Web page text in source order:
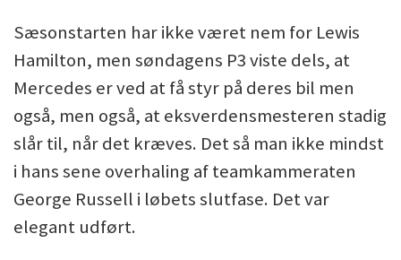
Sæsonstarten har ikke været nem for Lewis
Hamilton, men søndagens P3 viste dels, at
Mercedes er ved at få styr på deres bil men
også, men også, at eksverdensmesteren stadig
slår til, når det kræves. Det så man ikke mindst
i hans sene overhaling af teamkammeraten
George Russell i løbets slutfase. Det var
elegant udført.